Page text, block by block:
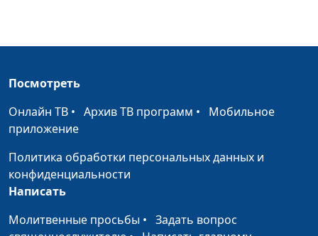
Карьера или
Национального
Большого театра оперы
Успешный человек:
исцеление и
Юлия Уткина, Виталий
Пилипенко,
Посмотреть
Онлайн ТВ • Архив ТВ программ • Мобильное
приложение
Политика обработки персональных данных и
конфиденциальности
Написать
Молитвенные просьбы • Задать вопрос